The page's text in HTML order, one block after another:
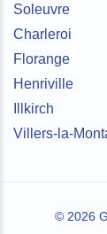
Soleuvre
Charleroi
Florange
Henriville
Illkirch
Villers-la-
© 2026